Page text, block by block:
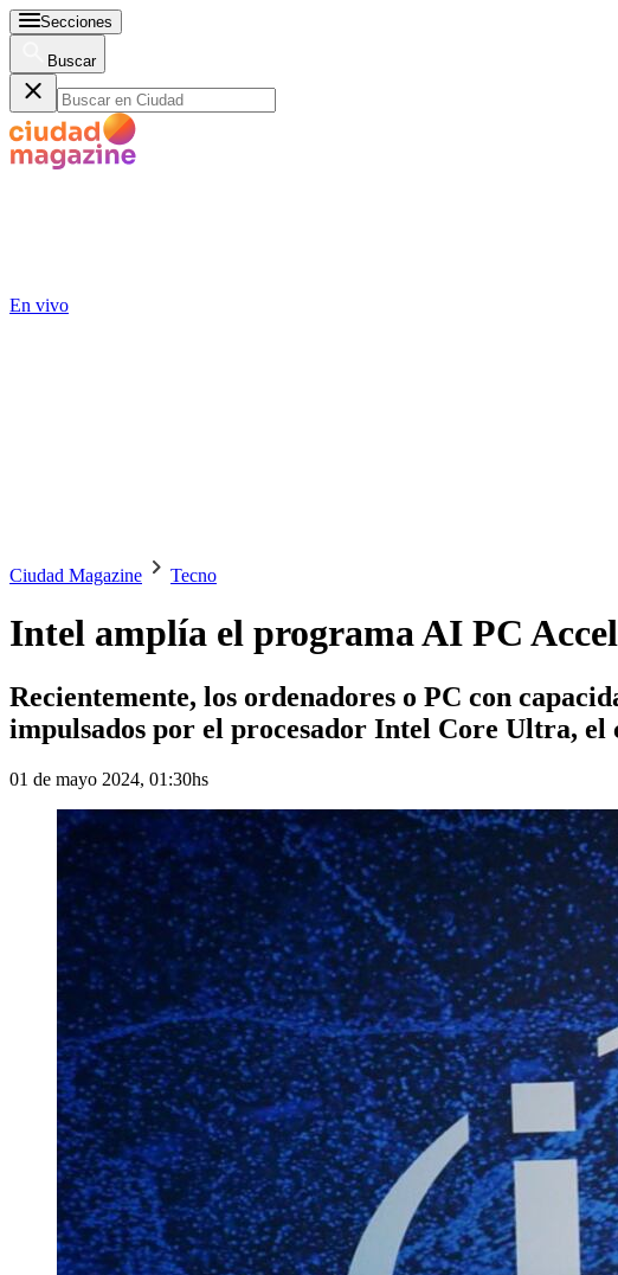
Secciones
Buscar
En vivo
Ciudad Magazine Tecno
Intel amplía el programa AI PC
Recientemente, los ordenadores o PC con
impulsados por el procesador Intel Core Ultra,
01 de mayo 2024, 01:30hs